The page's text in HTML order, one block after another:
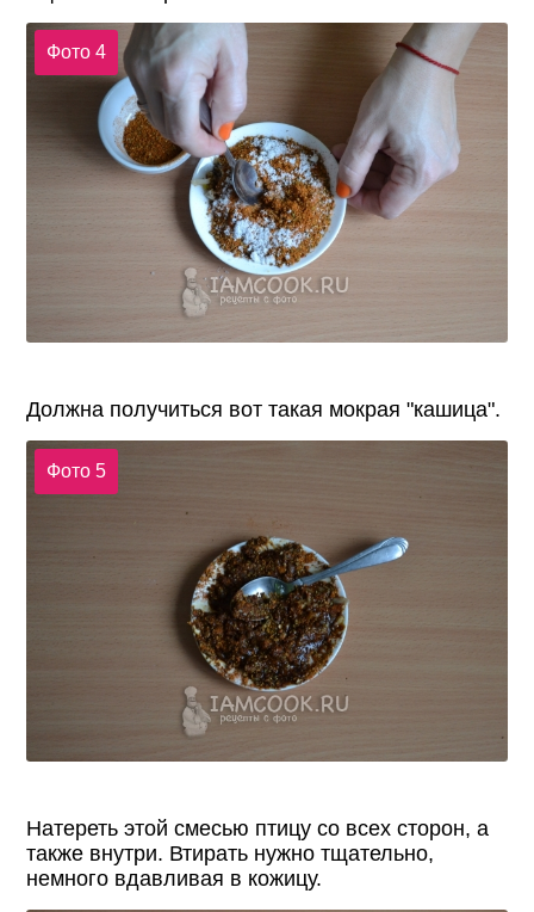
Фото 4
Должна получиться вот такая мокрая "кашица".
Фото 5
Натереть этой смесью птицу со всех сторон, а
также внутри. Втирать нужно тщательно,
немного вдавливая в кожицу.